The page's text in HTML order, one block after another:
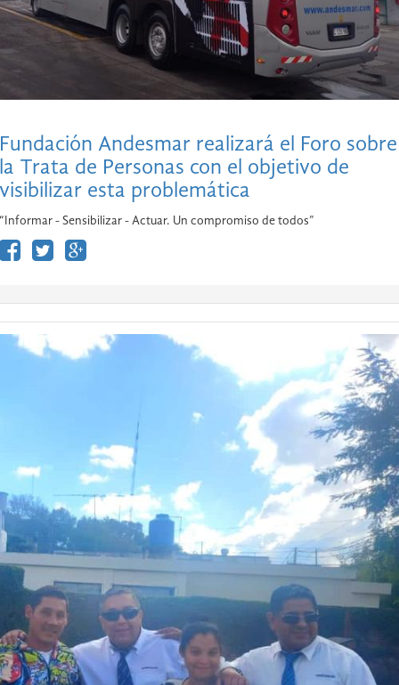
Fundación Andesmar realizará el Foro sobre
la Trata de Personas con el objetivo de
visibilizar esta problemática
“Informar - Sensibilizar - Actuar. Un compromiso de todos”